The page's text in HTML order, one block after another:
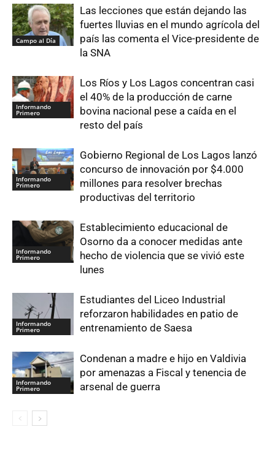
Campo al Día
Las lecciones que están dejando las
fuertes lluvias en el mundo agrícola del
país las comenta el Vice-presidente de
la SNA
Informando
Primero
Los Ríos y Los Lagos concentran casi
el 40% de la producción de carne
bovina nacional pese a caída en el
resto del país
Informando
Primero
Gobierno Regional de Los Lagos lanzó
concurso de innovación por $4.000
millones para resolver brechas
productivas del territorio
Informando
Primero
Establecimiento educacional de
Osorno da a conocer medidas ante
hecho de violencia que se vivió este
lunes
Informando
Primero
Estudiantes del Liceo Industrial
reforzaron habilidades en patio de
entrenamiento de Saesa
Informando
Primero
Condenan a madre e hijo en Valdivia
por amenazas a Fiscal y tenencia de
arsenal de guerra